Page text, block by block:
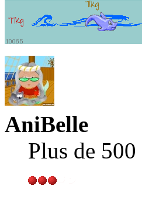
AniBelle
Plus de 500